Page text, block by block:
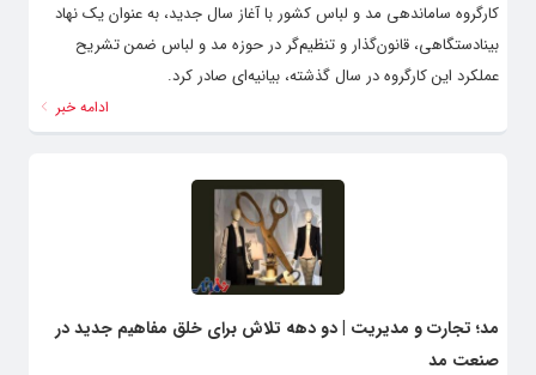
کارگروه ساماندهی مد و لباس کشور با آغاز سال جدید، به عنوان یک نهاد
بینادستگاهی، قانون‌گذار و تنظیم‌گر در حوزه مد و لباس ضمن تشریح
عملکرد این کارگروه در سال گذشته، بیانیه‌ای صادر کرد.
ادامه خبر
مد؛ تجارت و مدیریت | دو دهه تلاش برای خلق مفاهیم جدید در
صنعت مد